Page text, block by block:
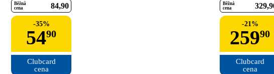
Běžná
cena
84 90
-35%
5490
Clubcard
cena
Běžná
cena
329
-21%
25990
Clubcard
cena